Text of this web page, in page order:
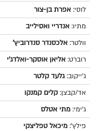
לוסי: אפרת בן-צור
מתיו: אנדריי ואסילייב
וולטר: אלכסנדר סנדרוביץ'
רוברט: אליאן אוסקר-ואלדג'י
ג'ייקוב:גלעד קלטר
אד/קבצן: קלים קמנקו
ג'ימי: מתי אטלס
פילץ': מיכאל טפליצקי